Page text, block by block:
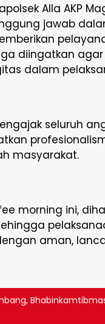
Alla AKP
jawab
diingatkan
dalam
seluruh
masyarakat.
morning ini,
aman,